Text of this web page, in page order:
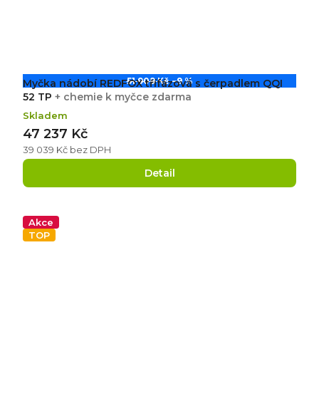
51 909 Kč –9 %
Myčka nádobí REDFOX třífázová s čerpadlem QQI
52 TP + chemie k myčce zdarma
Skladem
39 039 Kč bez DPH
47 237 Kč
Detail
Akce
TOP